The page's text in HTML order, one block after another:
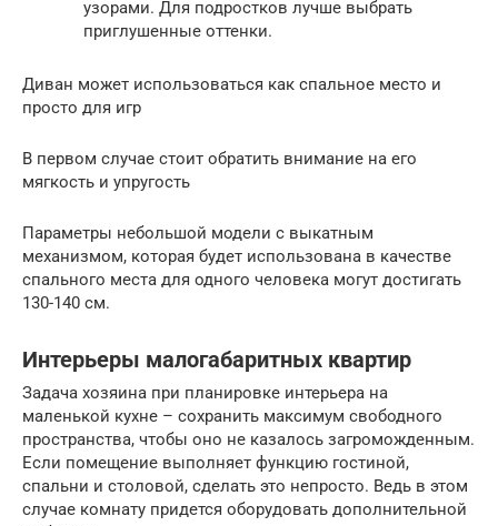
узорами. Для подростков лучше выбрать
приглушенные оттенки.
Диван может использоваться как спальное место и
просто для игр
В первом случае стоит обратить внимание на его
мягкость и упругость
Параметры небольшой модели с выкатным
механизмом, которая будет использована в качестве
спального места для одного человека могут достигать
130-140 см.
Интерьеры малогабаритных квартир
Задача хозяина при планировке интерьера на
маленькой кухне – сохранить максимум свободного
пространства, чтобы оно не казалось загроможденным.
Если помещение выполняет функцию гостиной,
спальни и столовой, сделать это непросто. Ведь в этом
случае комнату придется оборудовать дополнительной